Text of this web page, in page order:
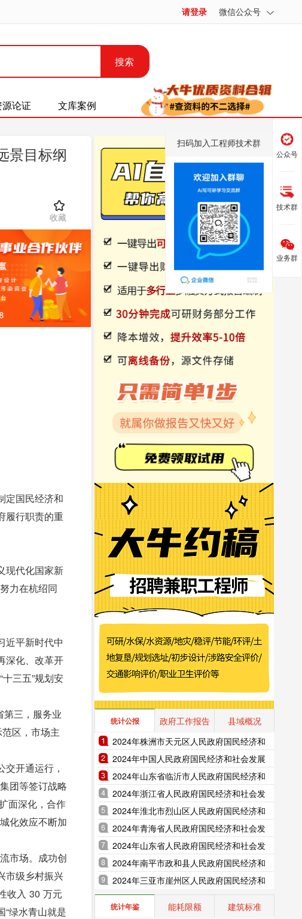
请登录 微信公众号
搜索
论证 文库案例
景目标纲
收藏
定国民经济和
履行职责的重
现代化国家新
力在杭绍同
近平新时代中
深化、改革开
三五”规划安
三，服务业
区，市场主
开通运行，
团等签订战略
面深化，合作
化效应不断加
市场。成功创
市级乡村振兴
收入 30 万元
“绿水青山就是
统计公报 政府工作报告
县域概况
2024年株洲市天元区人民政府国民经济和
社会发展统计公报（2025年更新）
2024年中国人民政府国民经济和社会发展
统计公报（2025年更新）
2024年山东省临沂市人民政府国民经济和
社会发展统计公报（2025年更新）
2024年浙江省人民政府国民经济和社会发
展统计公报（2025年更新）
2024年淮北市烈山区人民政府国民经济和
社会发展统计公报（2025年更新）
2024年青海省人民政府国民经济和社会发
展统计公报（2025年更新）
2024年山东省人民政府国民经济和社会发
展统计公报（2025年更新）
2024年南平市政和县人民政府国民经济和
社会发展统计公报（2025年更新）
2024年三亚市崖州区人民政府国民经济和
社会发展统计公报（2025年更新）
统计年鉴 能耗限额
建筑标准
公众号
技术群
扫码加入工程师技术群
业务群